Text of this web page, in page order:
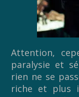
Attention,
paralysie et
rien ne se
riche et plus